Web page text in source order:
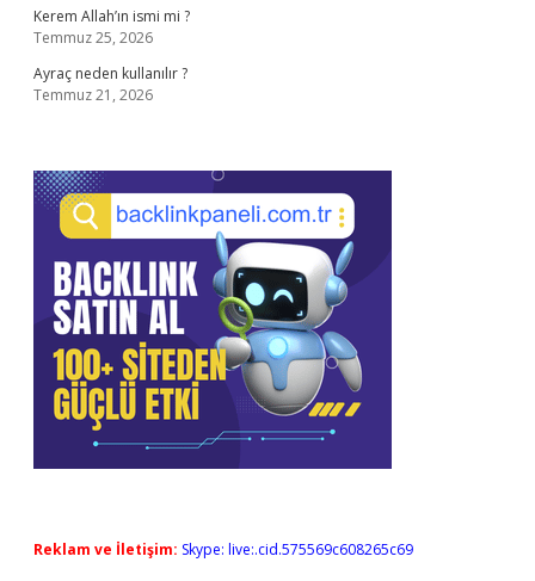
Kerem Allah’ın ismi mi ?
Temmuz 25, 2026
Ayraç neden kullanılır ?
Temmuz 21, 2026
Reklam ve İletişim: Skype: live:.cid.575569c608265c69